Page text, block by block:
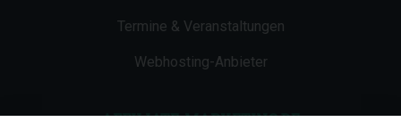
Termine & Veranstaltungen
Webhosting-Anbieter
AFFILIATE-MARKETING.DE